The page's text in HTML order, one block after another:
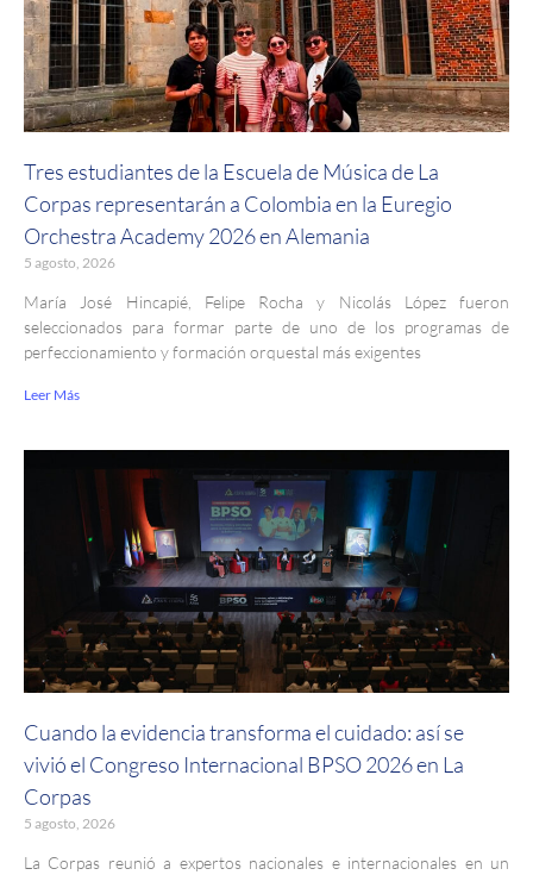
Tres estudiantes de la Escuela de Música de La
Corpas representarán a Colombia en la Euregio
Orchestra Academy 2026 en Alemania
5 agosto, 2026
María José Hincapié, Felipe Rocha y Nicolás López fueron
seleccionados para formar parte de uno de los programas de
perfeccionamiento y formación orquestal más exigentes
Leer Más
Cuando la evidencia transforma el cuidado: así se
vivió el Congreso Internacional BPSO 2026 en La
Corpas
5 agosto, 2026
La Corpas reunió a expertos nacionales e internacionales en un